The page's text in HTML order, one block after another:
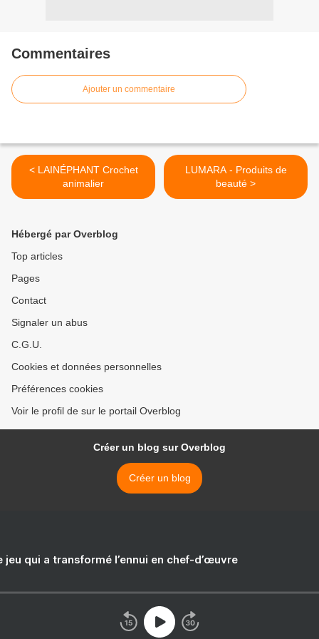
Commentaires
Ajouter un commentaire
< LAINÉPHANT Crochet
animalier
LUMARA - Produits de
beauté >
Hébergé par Overblog
Top articles
Pages
Contact
Signaler un abus
C.G.U.
Cookies et données personnelles
Préférences cookies
Voir le profil de sur le portail Overblog
Créer un blog sur Overblog
Créer un blog
jeu qui a transformé l’ennui en chef-d’œuvre